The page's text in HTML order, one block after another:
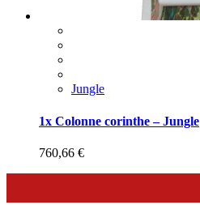
Jungle
1x Colonne corinthe – Jungle
760,66 €